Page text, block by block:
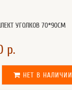
УГОЛКОВ 70*90СМ
р.
НЕТ В НАЛИЧИИ